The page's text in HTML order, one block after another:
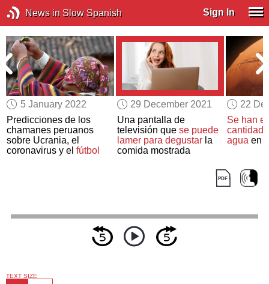
News in Slow Spanish Sign In
5 January 2022
Predicciones de los
chamanes peruanos
sobre Ucrania, el
coronavirus y elfútbol
29 December 2021
Una pantalla de
televisión que se puede
lamer para degustarla
comida mostrada
22
Se han
aguaen
TEXT SIZE